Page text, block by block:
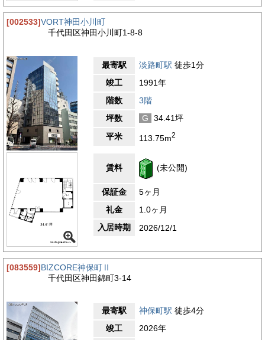
[002533]VORT神田小川町
千代田区神田小川町1-8-8
最寄駅 淡路町駅 徒歩1分
竣工
1991年
階数
3階
坪数
G
34.41坪
平米
113.75m2
賃料 (未公開)
保証金
5ヶ月
礼金
1.0ヶ月
入居時期
2026/12/1
[083559]BIZCORE神保町Ⅱ
千代田区神田錦町3-14
最寄駅 神保町駅 徒歩4分
竣工
2026年